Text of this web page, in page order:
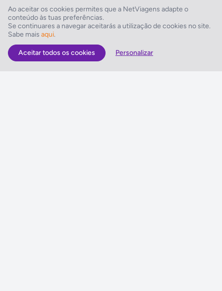
Instalações Desportivas
Ténis de mesa, Equitação, Bilhar, Ténis
Ao aceitar os cookies permites que a NetViagens adapte o
conteúdo às tuas preferências.
Se continuares a navegar aceitarás a utilização de cookies no site.
Sabe mais aqui.
Aceitar todos os cookies Personalizar